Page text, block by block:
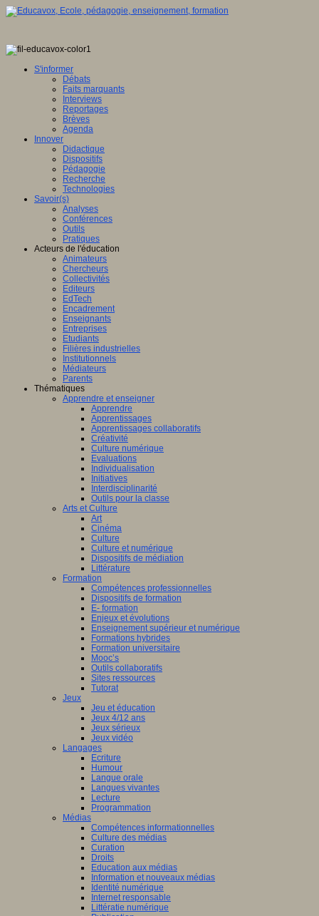
S'informer
Débats
Faits marquants
Interviews
Reportages
Brèves
Agenda
Innover
Didactique
Dispositifs
Pédagogie
Recherche
Technologies
Savoir(s)
Analyses
Conférences
Outils
Pratiques
Acteurs de l'éducation
Animateurs
Chercheurs
Collectivités
Editeurs
EdTech
Encadrement
Enseignants
Entreprises
Etudiants
Filières industrielles
Institutionnels
Médiateurs
Parents
Thématiques
Apprendre et enseigner
Apprendre
Apprentissages
Apprentissages collaboratifs
Créativité
Culture numérique
Evaluations
Individualisation
Initiatives
Interdisciplinarité
Outils pour la classe
Arts et Culture
Art
Cinéma
Culture
Culture et numérique
Dispositifs de médiation
Littérature
Formation
Compétences professionnelles
Dispositifs de formation
E- formation
Enjeux et évolutions
Enseignement supérieur et numérique
Formations hybrides
Formation universitaire
Mooc’s
Outils collaboratifs
Sites ressources
Tutorat
Jeux
Jeu et éducation
Jeux 4/12 ans
Jeux sérieux
Jeux vidéo
Langages
Ecriture
Humour
Langue orale
Langues vivantes
Lecture
Programmation
Médias
Compétences informationnelles
Culture des médias
Curation
Droits
Education aux médias
Information et nouveaux médias
Identité numérique
Internet responsable
Littératie numérique